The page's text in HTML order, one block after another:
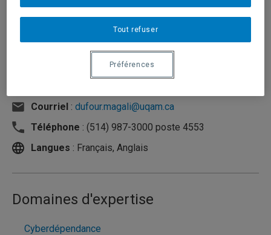
Courriel : dufour.magali@uqam.ca
Téléphone : (514) 987-3000 poste 4553
Langues : Français, Anglais
Domaines d'expertise
Cyberdépendance
Tout refuser
Préférences